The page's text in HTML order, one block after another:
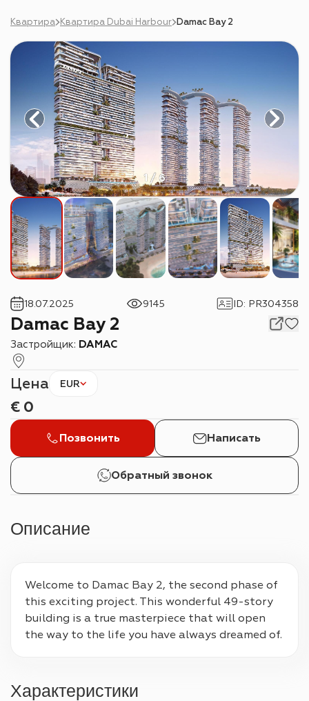
Квартира Квартира Dubai Harbour Damac Bay 2
1 / 6
Damac Bay 2
Застройщик: DAMAC
18.07.2025 9145 ID: PR304358
Цена EUR
€ 0
Позвонить Написать
Обратный звонок
Описание
Welcome to Damac Bay 2, the second phase of
this exciting project. This wonderful 49-story
building is a true masterpiece that will open
the way to the life you have always dreamed of.
Характеристики